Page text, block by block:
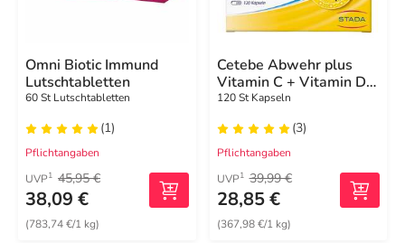
Omni Biotic Immund
Lutschtabletten
60 St Lutschtabletten
(1)
Pflichtangaben
UVP1 45,95 €
38,09 €
(783,74 €/1 kg)
Cetebe Abwehr plus
Vitamin C + Vitamin D3
+ Zink Kapseln
120 St Kapseln
(3)
Pflichtangaben
UVP1 39,99 €
28,85 €
(367,98 €/1 kg)